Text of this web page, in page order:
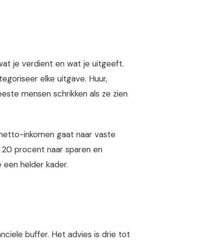
je verdient en wat je uitgeeft.
elke uitgave. Huur,
mensen schrikken als ze zien
inkomen gaat naar vaste
procent naar sparen en
helder kader.
buffer. Het advies is drie tot